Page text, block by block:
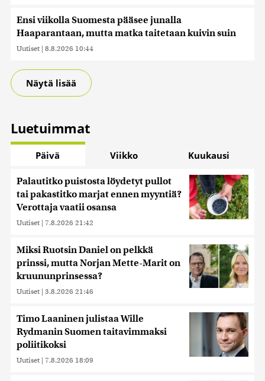
Ensi viikolla Suomesta pääsee junalla
Haaparantaan, mutta matka taitetaan kuivin suin
Uutiset | 8.8.2026 10:44
Näytä lisää
Luetuimmat
Päivä Viikko Kuukausi
Palautitko puistosta löydetyt pullot
tai pakastitko marjat ennen myyntiä?
Verottaja vaatii osansa
Uutiset | 7.8.2026 21:42
Miksi Ruotsin Daniel on pelkkä
prinssi, mutta Norjan Mette-Marit on
kruununprinsessa?
Uutiset | 3.8.2026 21:46
Timo Laaninen julistaa Wille
Rydmanin Suomen taitavimmaksi
poliitikoksi
Uutiset | 7.8.2026 18:09